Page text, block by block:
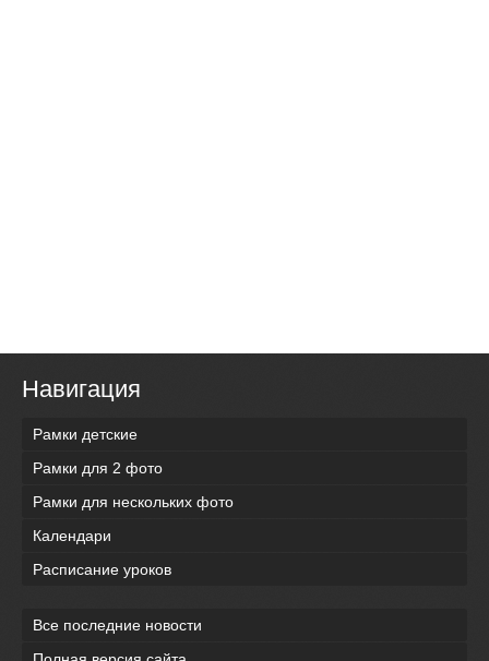
Навигация
Рамки детские
Рамки для 2 фото
Рамки для нескольких фото
Календари
Расписание уроков
Все последние новости